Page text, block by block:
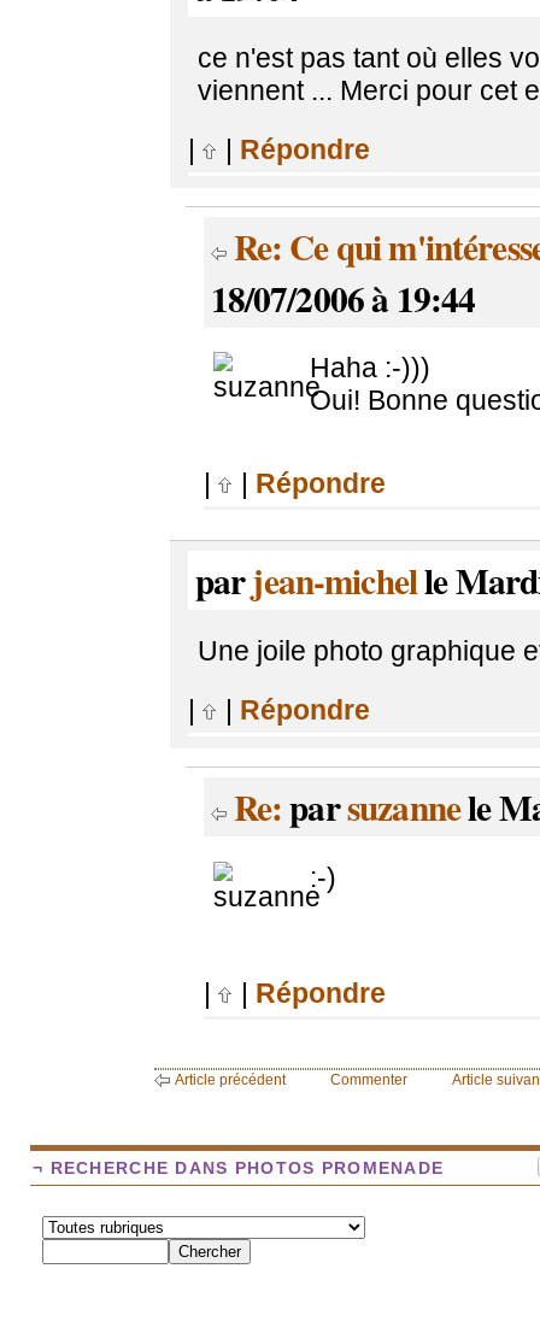
ce n'est pas tant où elles
viennent ... Merci pour cet
|
| Répondre
Re: Ce qui
18/07/2006 à 19:44
Haha :-)))
Oui! Bonne
Répondre
parjean-michelle
Une joile photo graphique
|
| Répondre
Re:parsuzannele
:-)
| | Répondre
Article précédent Commenter Article
¬ RECHERCHE DANS PHOTOS PROMENADE